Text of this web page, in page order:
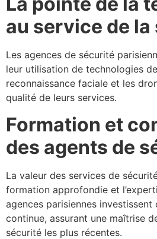
au service de
Les agences de sécurité
leur utilisation de technologies
reconnaissance faciale et les
qualité de leurs services.
Formation et
des agents de
La valeur des services de
formation approfondie et
agences parisiennes
continue, assurant une maîtrise
sécurité les plus récentes.